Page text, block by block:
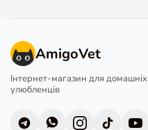
AmigoVet
Інтернет-магазин для домашніх
улюбленців